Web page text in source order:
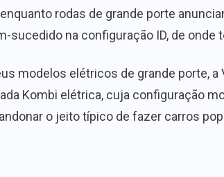
rodas de grande porte
sucedido na configuração ID, de
modelos elétricos de grande porte,
Kombi elétrica, cuja configuração
o jeito típico de fazer carros